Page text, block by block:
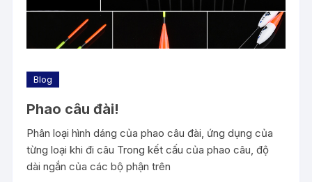
Blog
Phao câu đài!
Phân loại hình dáng của phao câu đài, ứng dụng của
từng loại khi đi câu Trong kết cấu của phao câu, độ
dài ngắn của các bộ phận trên